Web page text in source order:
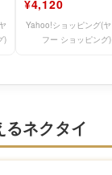
)
ラック 高級感 日本
¥4,120
Yahoo!ショッピング(ヤ
フー ショッピング)
るネクタイ